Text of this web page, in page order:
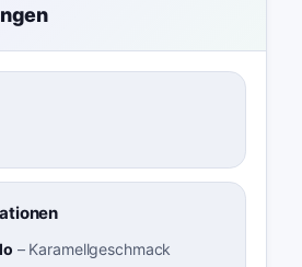
– Karamellgeschmack